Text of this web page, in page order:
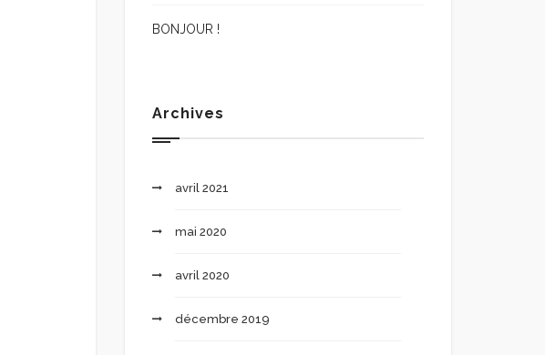
BONJOUR !
Archives
avril 2021
mai 2020
avril 2020
décembre 2019